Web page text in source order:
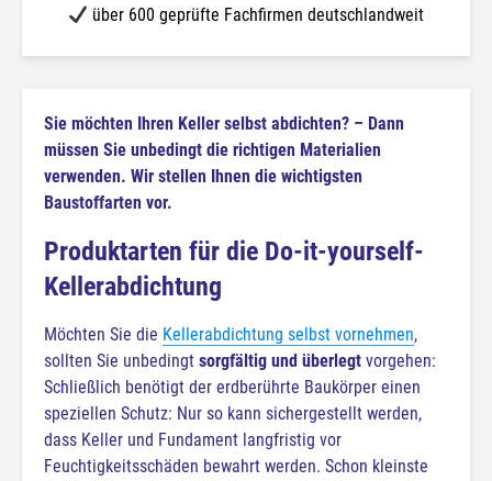
über 600 geprüfte Fachfirmen deutschlandweit
Sie möchten Ihren Keller selbst abdichten? – Dann
müssen Sie unbedingt die richtigen Materialien
verwenden. Wir stellen Ihnen die wichtigsten
Baustoffarten vor.
Produktarten für die Do-it-yourself-
Kellerabdichtung
Möchten Sie die Kellerabdichtung selbst vornehmen,
sollten Sie unbedingt sorgfältig und überlegt vorgehen:
Schließlich benötigt der erdberührte Baukörper einen
speziellen Schutz: Nur so kann sichergestellt werden,
dass Keller und Fundament langfristig vor
Feuchtigkeitsschäden bewahrt werden. Schon kleinste